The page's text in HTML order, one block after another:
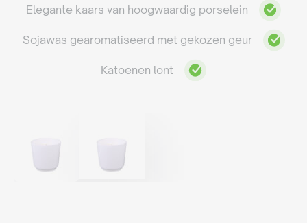
Elegante kaars van hoogwaardig porselein
Sojawas gearomatiseerd met gekozen geur
Katoenen lont